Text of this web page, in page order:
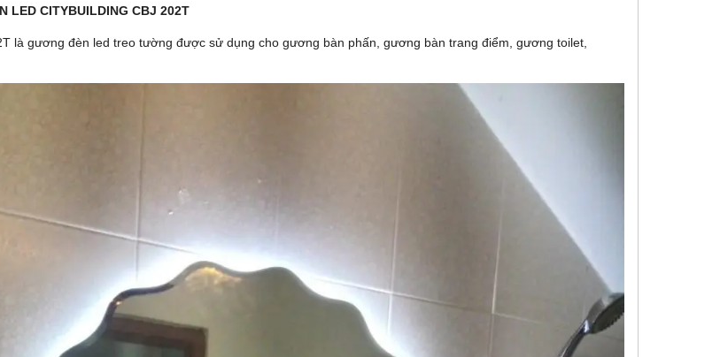
LED CITYBUILDING CBJ 202T
là gương đèn led treo tường được sử dụng cho gương bàn phấn, gương bàn trang điểm, gương toilet,